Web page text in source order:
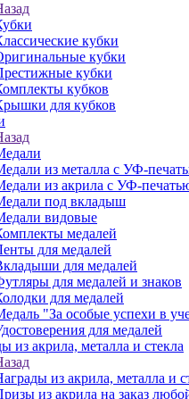
кубки
кубки
кубки
кубков
для кубков
из металла с УФ-
из акрила с УФ-
под вкладыш
видовые
медалей
для медалей
для медалей
для медалей и знаков
для медалей
"За особые успехи в
для медалей
из акрила, металла и стекла
из акрила, металла и
из акрила на заказ